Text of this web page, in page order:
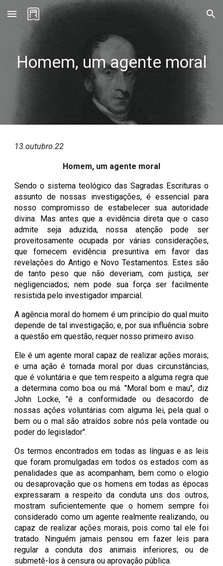
Skip to main content Skip to navigation
Homem, um agente moral
13.outubro.22
Homem, um agente moral
Sendo o sistema teológico das Sagradas Escrituras o
assunto de nossas investigações, é essencial para
nosso compromisso de estabelecer sua autoridade
divina. Mas antes que a evidência direta que o caso
admite seja aduzida, nossa atenção pode ser
proveitosamente ocupada por várias considerações,
que fornecem evidência presuntiva em favor das
revelações do Antigo e Novo Testamentos. Estes são
de tanto peso que não deveriam, com justiça, ser
negligenciados; nem pode sua força ser facilmente
resistida pelo investigador imparcial.
A agência moral do homem é um princípio do qual muito
depende de tal investigação; e, por sua influência sobre
a questão em questão, requer nosso primeiro aviso.
Ele é um agente moral capaz de realizar ações morais;
e uma ação é tornada moral por duas circunstâncias,
que é voluntária e que tem respeito a alguma regra que
a determina como boa ou má. "Moral bom e mau", diz
John Locke, "é a conformidade ou desacordo de
nossas ações voluntárias com alguma lei, pela qual o
bem ou o mal são atraídos sobre nós pela vontade ou
poder do legislador".
Os termos encontrados em todas as línguas e as leis
que foram promulgadas em todos os estados com as
penalidades que as acompanham, bem como o elogio
ou desaprovação que os homens em todas as épocas
expressaram a respeito da conduta uns dos outros,
mostram suficientemente que o homem sempre foi
considerado como um agente realmente realizando, ou
capaz de realizar ações morais, pois como tal ele foi
tratado. Ninguém jamais pensou em fazer leis para
regular a conduta dos animais inferiores; ou de
submetê-los à censura ou aprovação pública.